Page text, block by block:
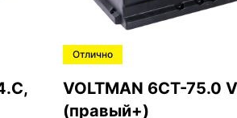
Рекомендуем
VartaBlue Dynamic
(правый+)